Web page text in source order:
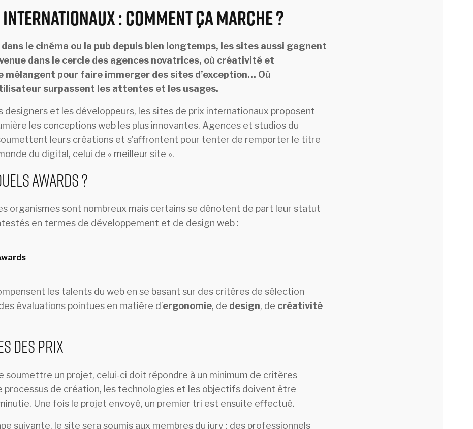
: comment ça marche ?
le cinéma ou la pub depuis bien longtemps, les sites aussi gagnent
dans le cercle des agences novatrices, où créativité et
mélangent pour faire immerger des sites d’exception… Où
surpassent les attentes et les usages.
designers et les développeurs, les sites de prix internationaux proposent
les conceptions web les plus innovantes. Agences et studios du
leurs créations et s’affrontent pour tenter de remporter le titre
du digital, celui de « meilleur site ».
Awards ?
organismes sont nombreux mais certains se dénotent de part leur statut
en termes de développement et de design web :
les talents du web en se basant sur des critères de sélection
évaluations pointues en matière d’ergonomie, de design, de créativité
des prix
soumettre un projet, celui-ci doit répondre à un minimum de critères
processus de création, les technologies et les objectifs doivent être
Une fois le projet envoyé, un premier tri est ensuite effectué.
suivante, le site sera soumis aux membres du jury : des professionnels